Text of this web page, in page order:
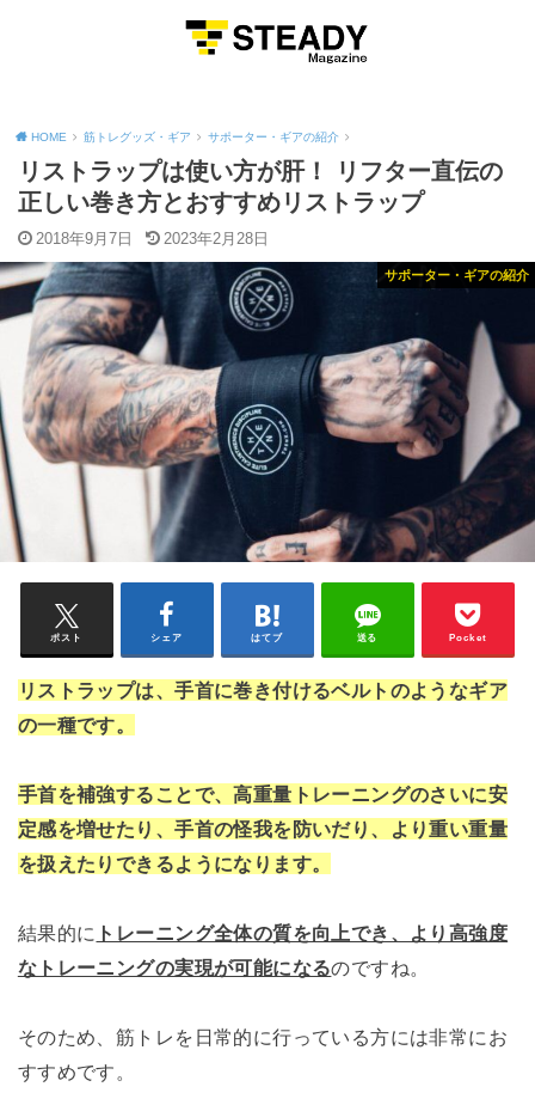
HOME 筋トレグッズ・ギア サポーター・ギアの紹介
リストラップは使い方が肝！ リフター直伝の
正しい巻き方とおすすめリストラップ
2018年9月7日 2023年2月28日
サポーター・ギアの紹介
ポスト シェア はてブ 送る Pocket
リストラップは、手首に巻き付けるベルトのようなギア
の一種です。
手首を補強することで、高重量トレーニングのさいに安
定感を増せたり、手首の怪我を防いだり、より重い重量
を扱えたりできるようになります。
結果的に トレーニング全体の質を向上でき、より高強度
なトレーニングの実現が可能になるのですね。
そのため、筋トレを日常的に行っている方には非常にお
すすめです。